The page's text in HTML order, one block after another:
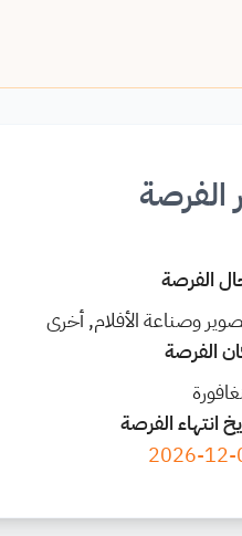
الفرصة
الفرصة
وصناعة الأفلام, أخرى
الفرصة
انتهاء الفرصة
2026-12-